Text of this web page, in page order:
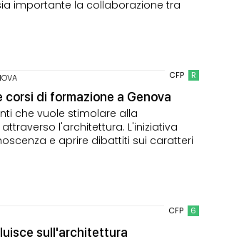
importante la collaborazione tra
CFP R
di formazione a Genova
che vuole stimolare alla
l'architettura. L'iniziativa
e aprire dibattiti sui caratteri
CFP 6
sull'architettura